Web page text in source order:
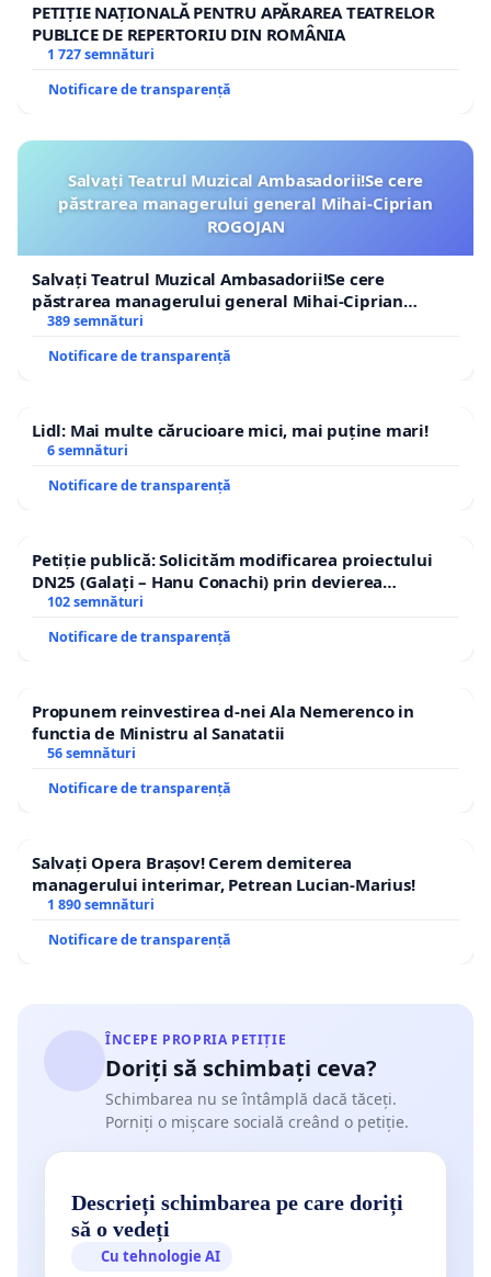
PETIȚIE NAȚIONALĂ PENTRU APĂRAREA TEATRELOR
PUBLICE DE REPERTORIU DIN ROMÂNIA
1 727 semnături
Notificare de transparență
Salvați Teatrul Muzical Ambasadorii!Se cere
păstrarea managerului general Mihai-Ciprian
ROGOJAN
Salvați Teatrul Muzical Ambasadorii!Se cere
păstrarea managerului general Mihai-Ciprian
ROGOJAN
389 semnături
Notificare de transparență
Lidl: Mai multe cărucioare mici, mai puține mari!
6 semnături
Notificare de transparență
Petiție publică: Solicităm modificarea proiectului
DN25 (Galați – Hanu Conachi) prin devierea
traseului în afara localităților!
102 semnături
Notificare de transparență
Propunem reinvestirea d-nei Ala Nemerenco in
functia de Ministru al Sanatatii
56 semnături
Notificare de transparență
Salvați Opera Brașov! Cerem demiterea
managerului interimar, Petrean Lucian-Marius!
1 890 semnături
Notificare de transparență
ÎNCEPE PROPRIA PETIȚIE
Doriți să schimbați ceva?
Schimbarea nu se întâmplă dacă tăceți.
Porniți o mișcare socială creând o petiție.
Descrieți schimbarea pe care doriți
să o vedeți
Cu tehnologie AI